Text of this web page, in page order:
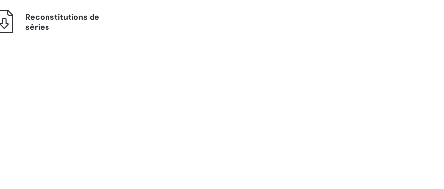
Reconstitutions de
séries